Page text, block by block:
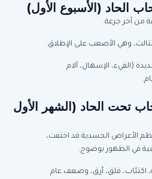
الحاد (الأسبوع الأول)
وهي الأصعب على الإطلاق.
(القيء، الإسهال، آلام
تحت الحاد (الشهر الأول
الأعراض الجسدية قد اختفت،
في الظهور بوضوح.
اكتئاب، قلق، أرق، وضعف عام